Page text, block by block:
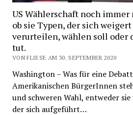
US Wählerschaft noch
ob sie Typen, der sich
verurteilen, wählen soll oder
tut.
VON FLIESE AM 30. SEPTEMBER 2020
Washington – Was für eine
Amerikanischen BürgerInnen
und schweren Wahl, entweder
der sich aufgeführt…